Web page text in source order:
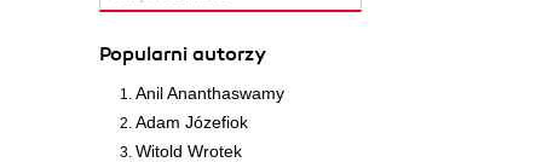
Popularni autorzy
Anil Ananthaswamy
Adam Józefiok
Witold Wrotek